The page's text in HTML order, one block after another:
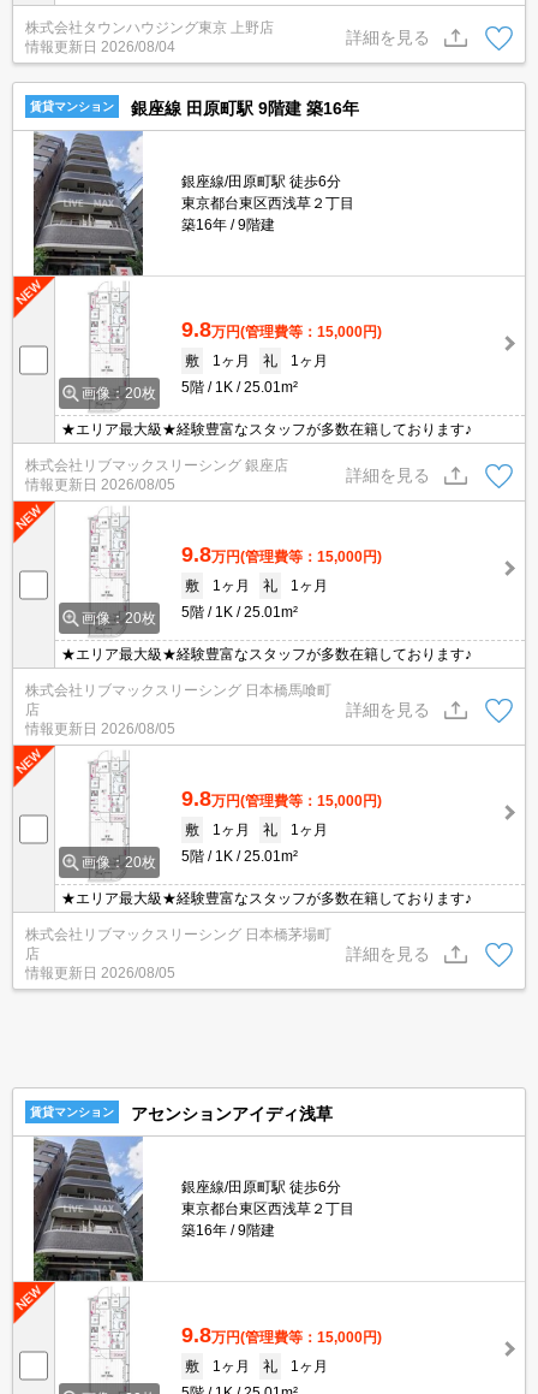
株式会社タウンハウジング東京 上野店
情報更新日 2026/08/04
詳細を見る
賃貸マンション 銀座線 田原町駅 9階建 築16年
銀座線/田原町駅 徒歩6分
東京都台東区西浅草２丁目
築16年
9階建
画像：20枚
9.8万円(管理費等：15,000円)
敷
1ヶ月 礼
1ヶ月
5階
1K 25.01m²
★エリア最大級★経験豊富なスタッフが多数在籍しております♪
株式会社リブマックスリーシング 銀座店
情報更新日 2026/08/05
詳細を見る
画像：20枚
9.8万円(管理費等：15,000円)
敷
1ヶ月 礼
1ヶ月
5階
1K 25.01m²
★エリア最大級★経験豊富なスタッフが多数在籍しております♪
株式会社リブマックスリーシング 日本橋馬喰町
店
情報更新日 2026/08/05
詳細を見る
画像：20枚
9.8万円(管理費等：15,000円)
敷
1ヶ月 礼
1ヶ月
5階
1K 25.01m²
★エリア最大級★経験豊富なスタッフが多数在籍しております♪
株式会社リブマックスリーシング 日本橋茅場町
店
情報更新日 2026/08/05
詳細を見る
賃貸マンション アセンションアイディ浅草
銀座線/田原町駅 徒歩6分
東京都台東区西浅草２丁目
築16年
9階建
9.8万円(管理費等：15,000円)
敷
1ヶ月 礼
1ヶ月